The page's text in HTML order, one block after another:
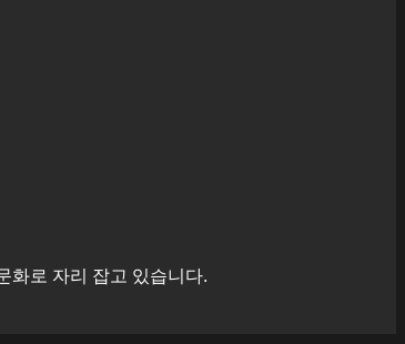
화로 자리 잡고 있습니다.